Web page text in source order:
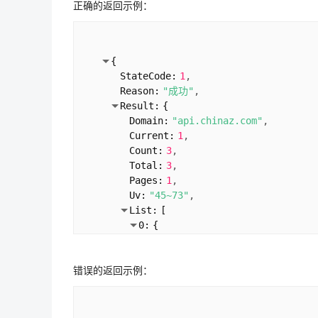
正确的返回示例：
{
StateCode: 1
Reason: "成功"
Result: {
Domain: "api.chinaz.com"
Current: 1
Count: 3
Total: 3
Pages: 1
Uv: "45~73"
List:
[
0: {
错误的返回示例：